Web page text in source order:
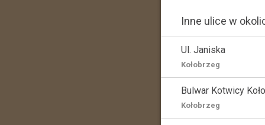
Inne ulice w
Ul. Janiska
Kołobrzeg
Bulwar Kotwicy
Kołobrzeg